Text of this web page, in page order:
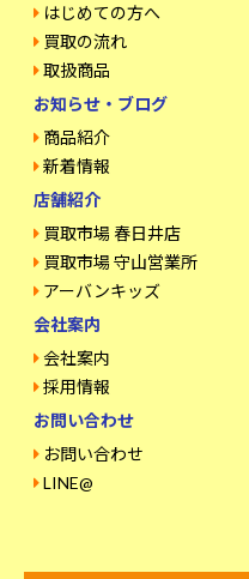
はじめての方へ
買取の流れ
取扱商品
お知らせ・ブログ
商品紹介
新着情報
店舗紹介
買取市場 春日井店
買取市場 守山営業所
アーバンキッズ
会社案内
会社案内
採用情報
お問い合わせ
お問い合わせ
LINE@